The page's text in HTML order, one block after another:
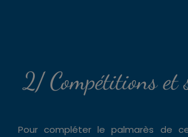
2/ Compétitions et
Pour compléter le palmarès de